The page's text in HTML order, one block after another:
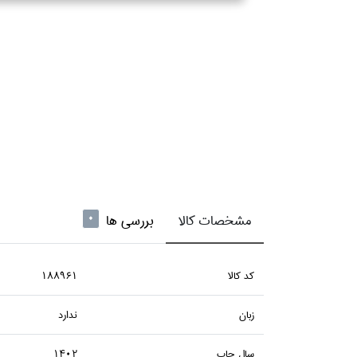
مشخصات کالا بررسی ها 0
كد كالا 188961
زبان ندارد